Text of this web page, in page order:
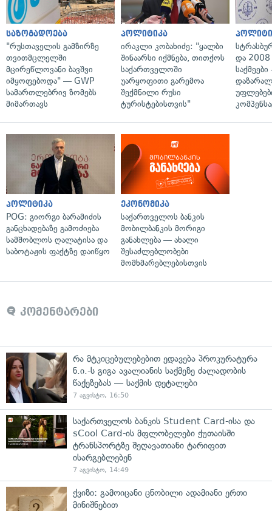
საზოგადოება
"რუსთაველის გამზირზე
თვითმცლელში
მცირეწლოვანი ბავშვი
იმყოფებოდა" — GWP
სამართლებრივ ზომებს
მიმართავს
პოლიტიკა
ირაკლი კობახიძე: "ყალბი
შინაარსი იქმნება, თითქოს
საქართველოში
უარყოფითი გარემოა
შექმნილი რუსი
ტურისტებისთვის"
და 2008
პოლიტიკა
POG: გიორგი ბარამიძის
განცხადებაზე გამოძიება
სამშობლოს ღალატისა და
საბოტაჟის ფაქტზე დაიწყო
ეკონომიკა
საქართველოს ბანკის
მობილბანკის მორიგი
განახლება — ახალი
შესაძლებლობები
მომხმარებლებისთვის
კომენტარები
რა მტკიცებულებებით ედავება პროკურატურა
ნ.ი.-ს გიგა ავალიანის საქმეზე ძალადობის
წაქეზებას — საქმის დეტალები
7 აგვისტო, 16:50
საქართველოს ბანკის Student Card-ისა და
sCool Card-ის მფლობელები ქუთაისში
ტრანსპორტზე შეღავათიანი ტარიფით
ისარგებლებენ
7 აგვისტო, 14:49
ქვიზი: გამოიცანი ცნობილი ადამიანი ერთი
მინიშნებით